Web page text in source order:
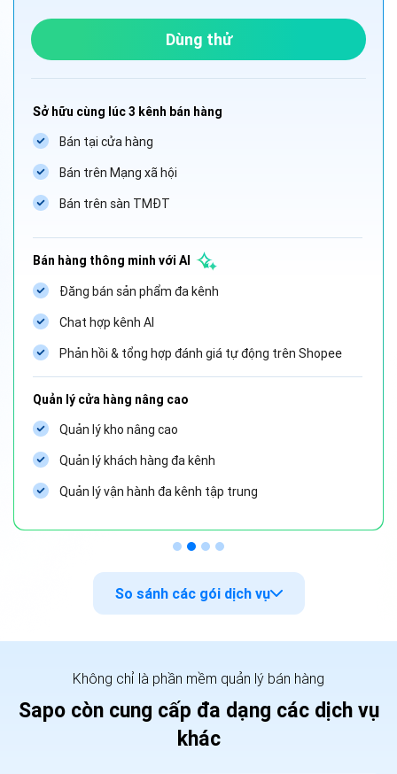
Dùng thử
Sở hữu cùng lúc 3 kênh bán hàng
Bán tại cửa hàng
Bán trên Mạng xã hội
Bán trên sàn TMĐT
Bán hàng thông minh với AI
Đăng bán sản phẩm đa kênh
Chat hợp kênh AI
Phản hồi & tổng hợp đánh giá tự động trên Shopee
Quản lý cửa hàng nâng cao
Quản lý kho nâng cao
Quản lý khách hàng đa kênh
Quản lý vận hành đa kênh tập trung
So sánh các gói dịch vụ
Không chỉ là phần mềm quản lý bán hàng
Sapo còn cung cấp đa dạng các dịch vụ
khác